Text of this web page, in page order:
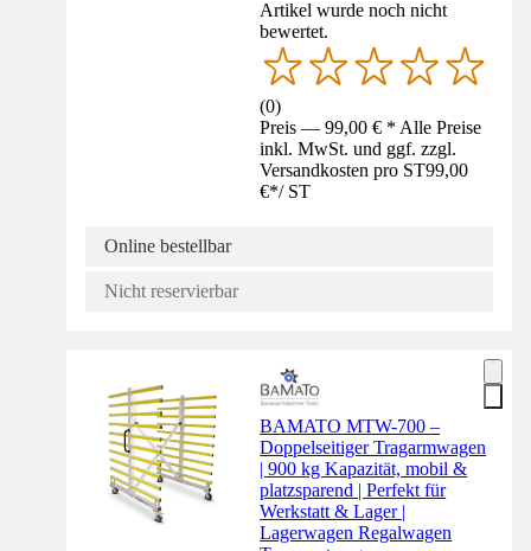
Artikel wurde noch nicht
bewertet.
(0)
Preis — 99,00 € * Alle Preise
inkl. MwSt. und ggf. zzgl.
Versandkosten pro ST99,00
€*/ ST
Online bestellbar
Nicht reservierbar
BAMATO MTW-700 –
Doppelseitiger Tragarmwagen
| 900 kg Kapazität, mobil &
platzsparend | Perfekt für
Werkstatt & Lager |
Lagerwagen Regalwagen